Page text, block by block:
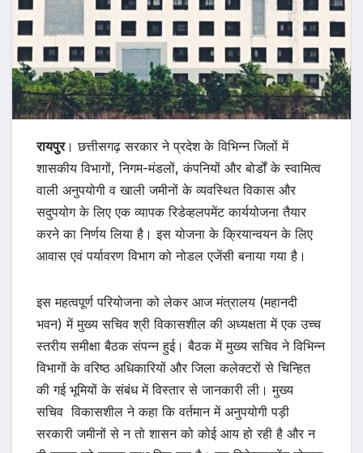
रायपुर। छत्तीसगढ़ सरकार ने प्रदेश के विभिन्न जिलों में
शासकीय विभागों, निगम-मंडलों, कंपनियों और बोर्डों के स्वामित्व
वाली अनुपयोगी व खाली जमीनों के व्यवस्थित विकास और
सदुपयोग के लिए एक व्यापक रिडेव्हलपमेंट कार्ययोजना तैयार
करने का निर्णय लिया है। इस योजना के क्रियान्वयन के लिए
आवास एवं पर्यावरण विभाग को नोडल एजेंसी बनाया गया है।
इस महत्वपूर्ण परियोजना को लेकर आज मंत्रालय (महानदी
भवन) में मुख्य सचिव श्री विकासशील की अध्यक्षता में एक उच्च
स्तरीय समीक्षा बैठक संपन्न हुई। बैठक में मुख्य सचिव ने विभिन्न
विभागों के वरिष्ठ अधिकारियों और जिला कलेक्टरों से चिन्हित
की गई भूमियों के संबंध में विस्तार से जानकारी ली। मुख्य
सचिव विकासशील ने कहा कि वर्तमान में अनुपयोगी पड़ी
सरकारी जमीनों से न तो शासन को कोई आय हो रही है और न